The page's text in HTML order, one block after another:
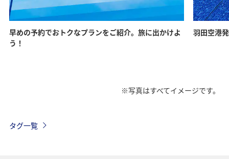
早めの予約でおトクなプランをご紹介。旅に出かけよ
う！
羽田空港
※写真はすべてイメージです。
タグ一覧